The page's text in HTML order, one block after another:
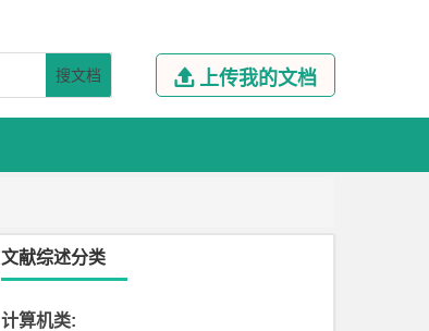
搜文档  上传我的文档
文献综述分类
计算机类: